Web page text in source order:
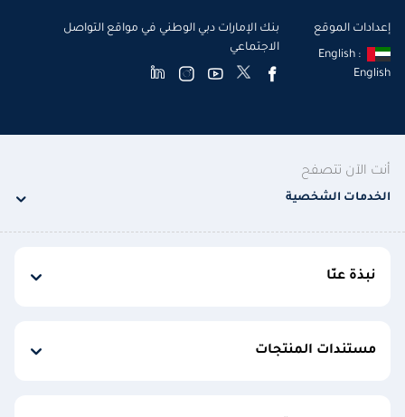
إعدادات الموقع
English :
English
بنك الإمارات دبي الوطني في مواقع التواصل
الاجتماعي
أنت الآن تتصفح
الخدمات الشخصية
نبذة عنّا
مستندات المنتجات